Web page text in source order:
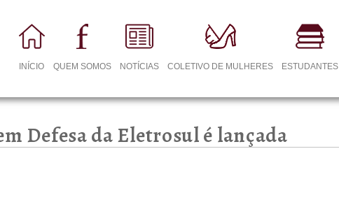
INÍCIO QUEM SOMOS NOTÍCIAS COLETIVO DE MULHERES ESTUDANTES
Defesa da Eletrosul é lançada